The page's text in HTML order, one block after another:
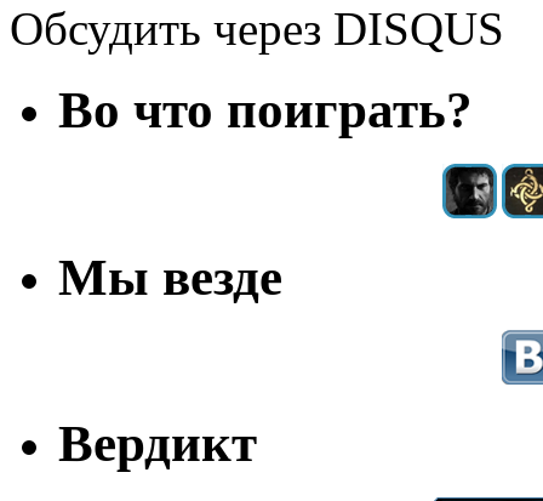
Обсудить через DISQUS
Во что поиграть?
Мы везде
Вердикт